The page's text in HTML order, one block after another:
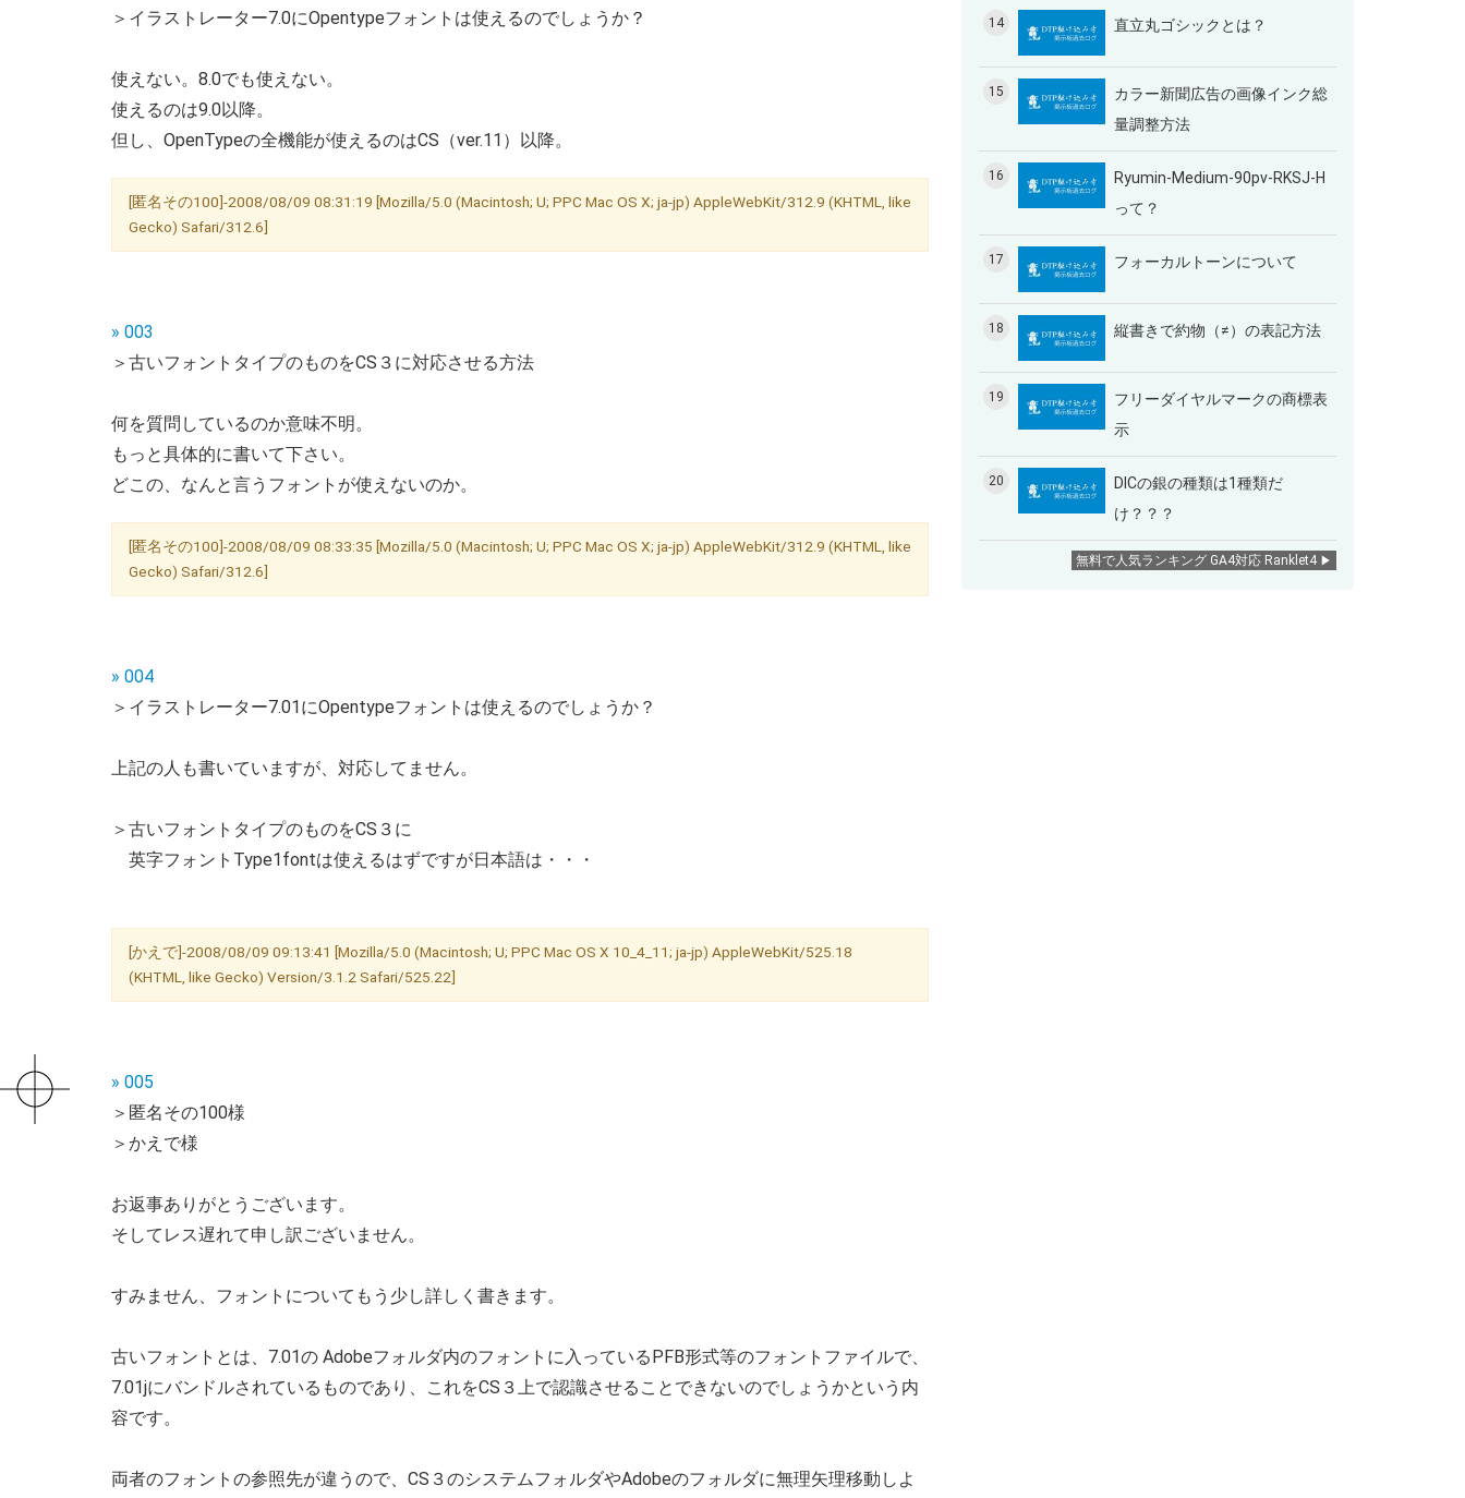
＞イラストレーター7.0にOpentypeフォントは使えるのでしょうか？
使えない。8.0でも使えない。
使えるのは9.0以降。
但し、OpenTypeの全機能が使えるのはCS（ver.11）以降。
[匿名その100]-2008/08/09 08:31:19 [Mozilla/5.0 (Macintosh; U; PPC Mac OS X; ja-jp) AppleWebKit/312.9 (KHTML, like
Gecko) Safari/312.6]
» 003
＞古いフォントタイプのものをCS３に対応させる方法
何を質問しているのか意味不明。
もっと具体的に書いて下さい。
どこの、なんと言うフォントが使えないのか。
[匿名その100]-2008/08/09 08:33:35 [Mozilla/5.0 (Macintosh; U; PPC Mac OS X; ja-jp) AppleWebKit/312.9 (KHTML, like
Gecko) Safari/312.6]
» 004
＞イラストレーター7.01にOpentypeフォントは使えるのでしょうか？
上記の人も書いていますが、対応してません。
＞古いフォントタイプのものをCS３に
英字フォントType1fontは使えるはずですが日本語は・・・
[かえで]-2008/08/09 09:13:41 [Mozilla/5.0 (Macintosh; U; PPC Mac OS X 10_4_11; ja-jp) AppleWebKit/525.18
(KHTML, like Gecko) Version/3.1.2 Safari/525.22]
» 005
＞匿名その100様
＞かえで様
お返事ありがとうございます。
そしてレス遅れて申し訳ございません。
すみません、フォントについてもう少し詳しく書きます。
古いフォントとは、7.01の Adobeフォルダ内のフォントに入っているPFB形式等のフォントファイルで、
7.01jにバンドルされているものであり、これをCS３上で認識させることできないのでしょうかという内
容です。
両者のフォントの参照先が違うので、CS３のシステムフォルダやAdobeのフォルダに無理矢理移動しよ
14 直立丸ゴシックとは？
15
カラー新聞広告の画像インク総
量調整方法
16
Ryumin-Medium-90pv-RKSJ-H
って？
17 フォーカルトーンについて
18 縦書きで約物（≠）の表記方法
19
フリーダイヤルマークの商標表
示
20
DICの銀の種類は1種類だ
け？？？
無料で人気ランキング GA4対応 Ranklet4